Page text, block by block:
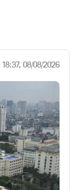
18:37, 08/08/2026